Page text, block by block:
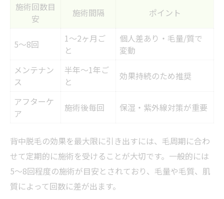
施術回数目
安
施術間隔 ポイント
5〜8回
1〜2ヶ月ご
と
個人差あり・毛量/質で
変動
メンテナン
ス
半年〜1年ご
と
効果持続のため推奨
アフターケ
ア
施術後毎回 保湿・紫外線対策が重要
背中脱毛の効果を最大限に引き出すには、毛周期に合わ
せて定期的に施術を受けることが大切です。一般的には
5〜8回程度の施術が目安とされており、毛量や毛質、肌
質によって回数に差が出ます。